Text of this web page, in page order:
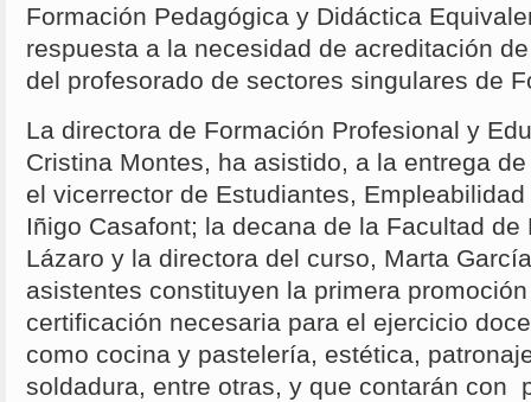
Formación Pedagógica y Didáctica
respuesta a la necesidad de acreditación
del profesorado de sectores singulares de
La directora de Formación Profesional y
Cristina Montes, ha asistido, a la entrega
el vicerrector de Estudiantes,
Iñigo Casafont; la decana de la Facultad
Lázaro y la directora del curso, Marta
asistentes constituyen la primera
certificación necesaria para el ejercicio
como cocina y pastelería, estética,
soldadura, entre otras, y que contarán con